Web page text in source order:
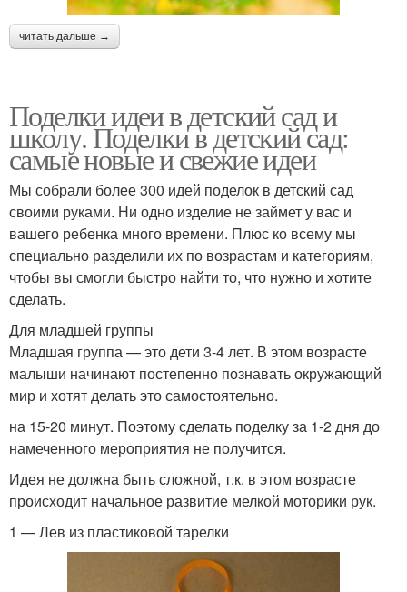
читать дальше →
Поделки идеи в детский сад и
школу. Поделки в детский сад:
самые новые и свежие идеи
Мы собрали более 300 идей поделок в детский сад
своими руками. Ни одно изделие не займет у вас и
вашего ребенка много времени. Плюс ко всему мы
специально разделили их по возрастам и категориям,
чтобы вы смогли быстро найти то, что нужно и хотите
сделать.
Для младшей группы
Младшая группа — это дети 3-4 лет. В этом возрасте
малыши начинают постепенно познавать окружающий
мир и хотят делать это самостоятельно.
на 15-20 минут. Поэтому сделать поделку за 1-2 дня до
намеченного мероприятия не получится.
Идея не должна быть сложной, т.к. в этом возрасте
происходит начальное развитие мелкой моторики рук.
1 — Лев из пластиковой тарелки